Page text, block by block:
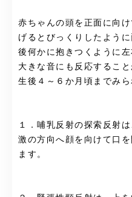
赤ちゃんの頭を正面に向
げるとびっくりしたよう
後何かに抱きつくように
大きな音にも反応すること
生後４～６か月頃までみら
１．哺乳反射の探索反射
激の方向へ顔を向けて口
ます。